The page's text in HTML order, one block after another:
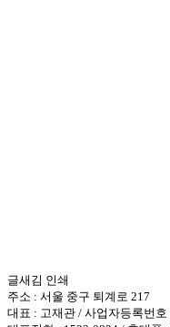
글새김 인쇄
주소 : 서울 중구 퇴계로 217
대표 : 고재관 / 사업자등록번